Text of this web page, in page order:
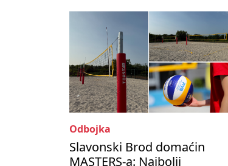
Odbojka
Slavonski Brod domaćin
MASTERS-a: Najbolji